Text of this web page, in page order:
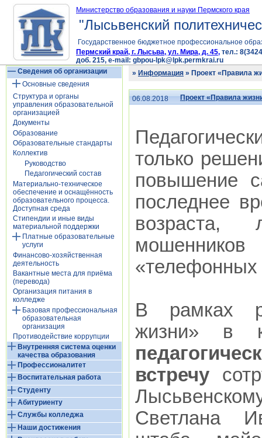
Министерство образования и науки Пермского края
"Лысьвенский
Государственное бюджетное профессиональное
Пермский край, г. Лысьва, ул. Мира, д. 45, тел.:
доб. 215, e-mail: gbpou-lpk@lpk.permkrai.ru
Сведения об организации
Основные сведения
Структура и органы
управления образовательной
организацией
Документы
Образование
Образовательные стандарты
Коллектив
Руководство
Педагогический состав
Материально-техническое
обеспечение и оснащённость
образовательного процесса.
Доступная среда
Стипендии и иные виды
материальной поддержки
Платные образовательные
услуги
Финансово-хозяйственная
деятельность
Вакантные места для приёма
(перевода)
Организация питания в
колледже
Базовая профессиональная
образовательная
организация
Противодействие коррупции
Внутренняя система оценки
качества образования
Профессионалитет
Воспитательная работа
Студенту
Абитуриенту
Службы колледжа
Наши достижения
» Информация » Проект «Правила
06.08.2018 Проект «Правила
только
повышение
последнее
возраста,
В рамках
жизни» в
встречу
Светлана